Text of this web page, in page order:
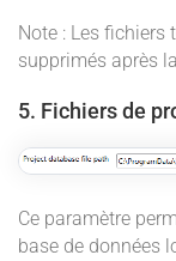
Note : Les
supprimés après
5. Fichiers de
Ce paramètre
base de données